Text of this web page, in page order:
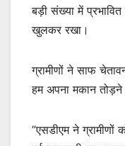
बड़ी संख्या में प्रभावित
खुलकर रखा।
ग्रामीणों ने साफ
हम अपना मकान
”एसडीएम ने ग्रामीणों